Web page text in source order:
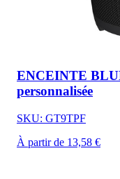
ENCEINTE
personnalisée
SKU: GT9TPF
À partir de 13,58 €